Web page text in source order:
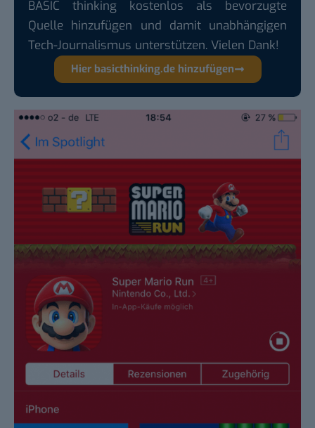
BASIC thinking kostenlos als bevorzugte
Quelle hinzufügen und damit unabhängigen
Tech-Journalismus unterstützen. Vielen Dank!
Hier basicthinking.de hinzufügen